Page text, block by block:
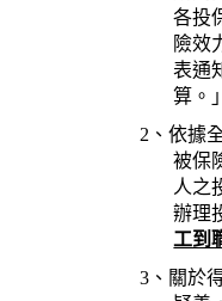
各投
險效
表通
算。
2、依據
被保
人之
辦理
工到
3、關於